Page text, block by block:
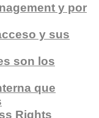
y por
y sus
son los
que
Rights